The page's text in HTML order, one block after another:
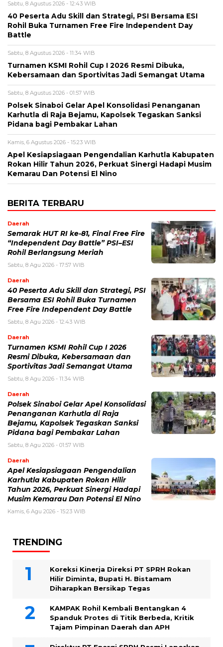
Sabtu, 8 Agustus 2026 - 12:43 WIB
40 Peserta Adu Skill dan Strategi, PSI Bersama ESI
Rohil Buka Turnamen Free Fire Independent Day
Battle
Sabtu, 8 Agustus 2026 - 11:34 WIB
Turnamen KSMI Rohil Cup I 2026 Resmi Dibuka,
Kebersamaan dan Sportivitas Jadi Semangat Utama
Sabtu, 8 Agustus 2026 - 01:57 WIB
Polsek Sinaboi Gelar Apel Konsolidasi Penanganan
Karhutla di Raja Bejamu, Kapolsek Tegaskan Sanksi
Pidana bagi Pembakar Lahan
Kamis, 6 Agustus 2026 - 15:23 WIB
Apel Kesiapsiagaan Pengendalian Karhutla Kabupaten
Rokan Hilir Tahun 2026, Perkuat Sinergi Hadapi Musim
Kemarau Dan Potensi El Nino
BERITA TERBARU
Daerah
Semarak HUT RI ke-81, Final Free Fire
“Independent Day Battle” PSI–ESI
Rohil Berlangsung Meriah
Sabtu, 8 Agu 2026 - 17:57 WIB
Daerah
40 Peserta Adu Skill dan Strategi, PSI
Bersama ESI Rohil Buka Turnamen
Free Fire Independent Day Battle
Sabtu, 8 Agu 2026 - 12:43 WIB
Daerah
Turnamen KSMI Rohil Cup I 2026
Resmi Dibuka, Kebersamaan dan
Sportivitas Jadi Semangat Utama
Sabtu, 8 Agu 2026 - 11:34 WIB
Daerah
Polsek Sinaboi Gelar Apel Konsolidasi
Penanganan Karhutla di Raja
Bejamu, Kapolsek Tegaskan Sanksi
Pidana bagi Pembakar Lahan
Sabtu, 8 Agu 2026 - 01:57 WIB
Daerah
Apel Kesiapsiagaan Pengendalian
Karhutla Kabupaten Rokan Hilir
Tahun 2026, Perkuat Sinergi Hadapi
Musim Kemarau Dan Potensi El Nino
Kamis, 6 Agu 2026 - 15:23 WIB
TRENDING
Koreksi Kinerja Direksi PT SPRH Rokan
Hilir Diminta, Bupati H. Bistamam
Diharapkan Bersikap Tegas
KAMPAK Rohil Kembali Bentangkan 4
Spanduk Protes di Titik Berbeda, Kritik
Tajam Pimpinan Daerah dan APH